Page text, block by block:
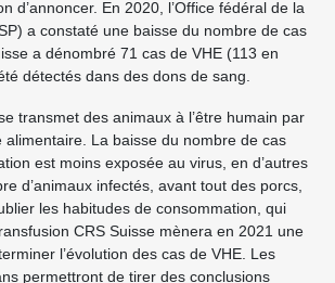
d’annoncer. En 2020, l’Office fédéral de la
a constaté une baisse du nombre de cas
a dénombré 71 cas de VHE (113 en
détectés dans des dons de sang.
transmet des animaux à l’être humain par
alimentaire. La baisse du nombre de cas
est moins exposée au virus, en d’autres
d’animaux infectés, avant tout des porcs,
les habitudes de consommation, qui
CRS Suisse mènera en 2021 une
l’évolution des cas de VHE. Les
permettront de tirer des conclusions